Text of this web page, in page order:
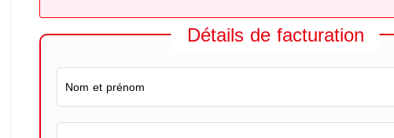
Détails de facturation